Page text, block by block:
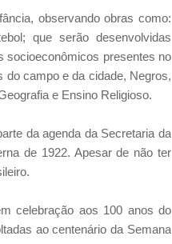
observando obras como:
que serão desenvolvidas
socioeconômicos presentes no
do campo e da cidade, Negros,
e Ensino Religioso.
da agenda da Secretaria da
de 1922. Apesar de não ter
celebração aos 100 anos do
ao centenário da Semana